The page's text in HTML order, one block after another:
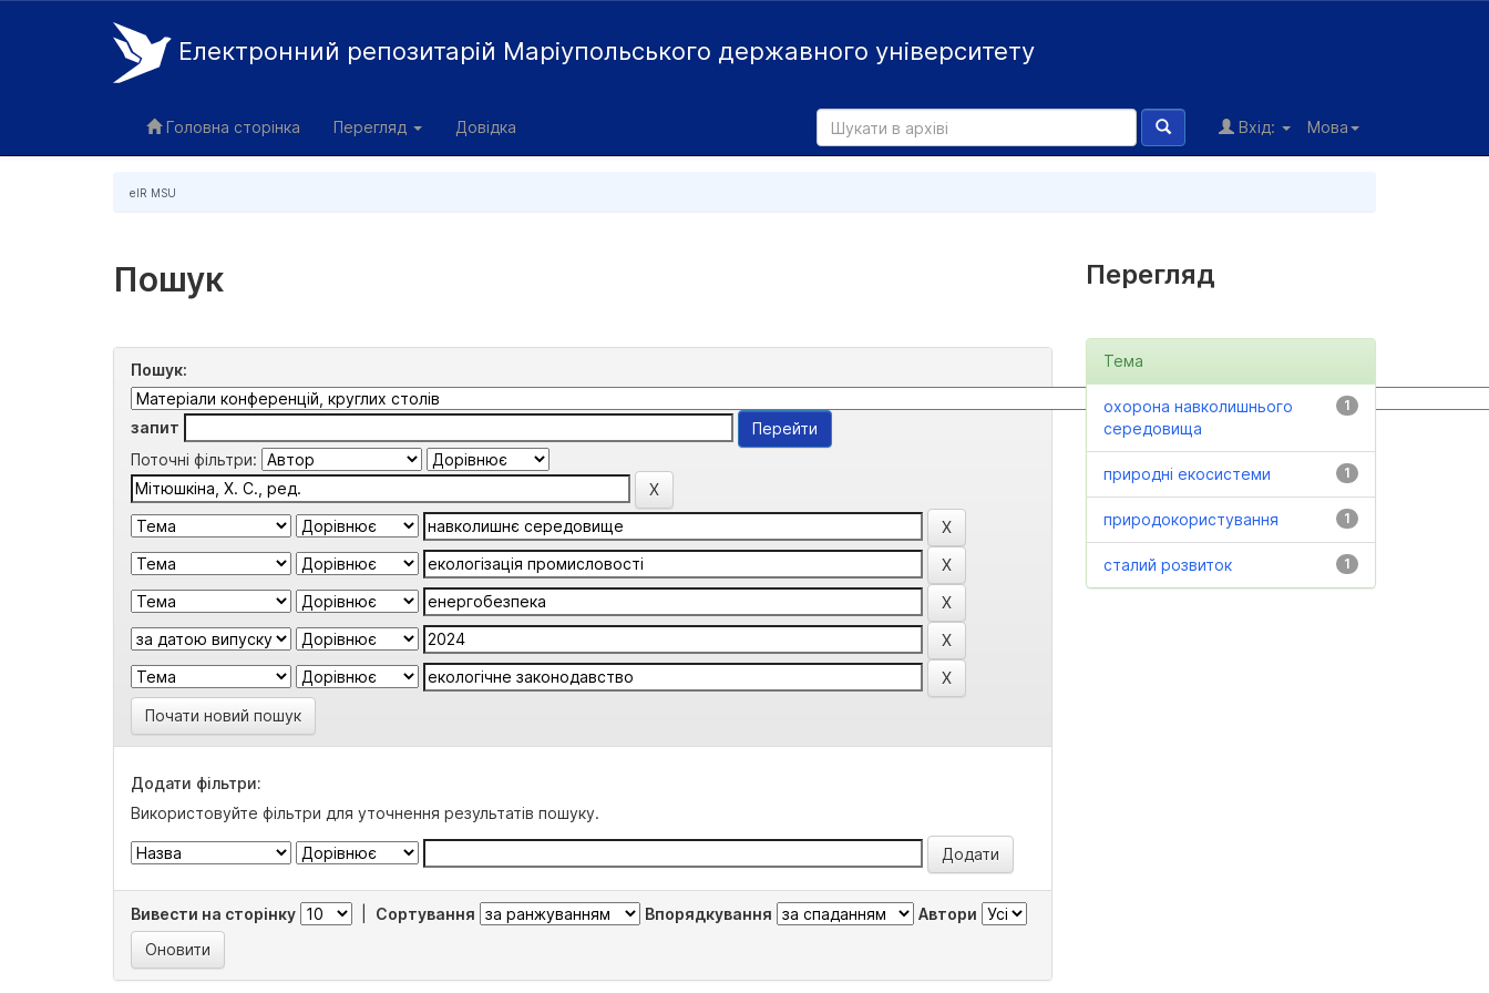
Електронний репозитарій Маріупольського державного університету
Головна сторінка Перегляд Довідка Мова
Вхід:
eIR MSU
Пошук
Пошук:
запит
Поточні фільтри:
Почати новий пошук
Додати фільтри:
Використовуйте фільтри для уточнення результатів пошуку.
Вивести на сторінку Сортування Впорядкування Автори
Перегляд
Тема
1
охорона навколишнього
середовища
1
природні екосистеми
1
природокористування
1
сталий розвиток